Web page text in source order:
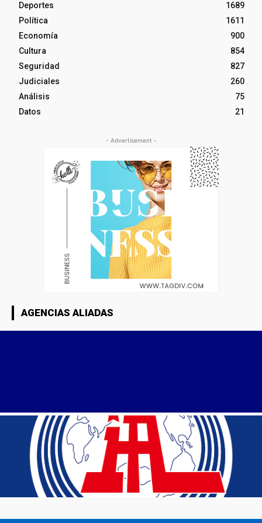
Deportes
1689
Política
1611
Economía
900
Cultura
854
Seguridad
827
Judiciales
260
Análisis
75
Datos
21
- Advertisement -
AGENCIAS ALIADAS